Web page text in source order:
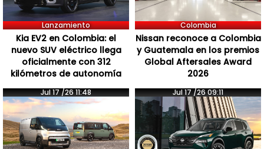
Lanzamiento
Kia EV2 en Colombia: el
nuevo SUV eléctrico llega
oficialmente con 312
kilómetros de autonomía
Colombia
Nissan reconoce a Colombia
y Guatemala en los premios
Global Aftersales Award
2026
Jul 17 /26 11:48 Jul 17 /26 09:11